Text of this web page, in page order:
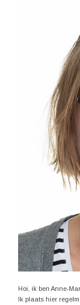
Hoi, ik ben Anne-
Ik plaats hier